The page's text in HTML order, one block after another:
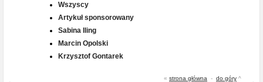
Wszyscy
Artykuł sponsorowany
Sabina Iling
Marcin Opolski
Krzysztof Gontarek
« strona główna - do góry ^